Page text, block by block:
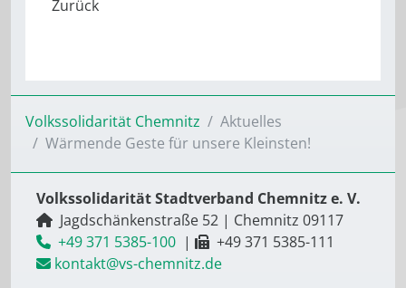
Volkssolidarität Chemnitz
Aktuelles
Wärmende Geste für unsere Kleinsten!
Volkssolidarität Stadtverband Chemnitz e. V.
Jagdschänkenstraße 52 | Chemnitz 09117
+49 371 5385-100 |
+49 371 5385-111
kontakt@vs-chemnitz.de